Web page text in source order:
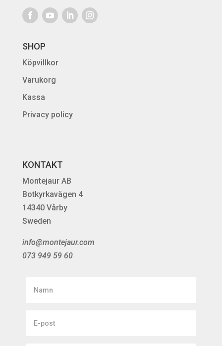
SHOP
Köpvillkor
Varukorg
Kassa
Privacy policy
KONTAKT
Montejaur AB
Botkyrkavägen 4
14340 Vårby
Sweden
info@montejaur.com
073 949 59 60
post